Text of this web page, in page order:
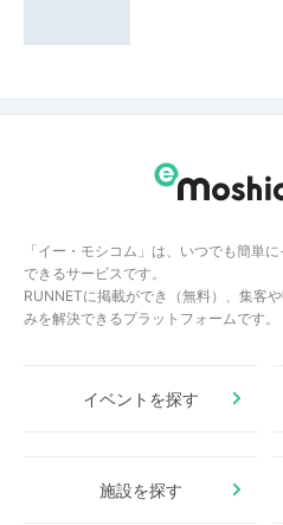
「イー・モシコム」は、いつでも簡単
できるサービスです。
RUNNETに掲載ができ（無料）、集客
みを解決できるプラットフォームです。
イベントを探す
施設を探す